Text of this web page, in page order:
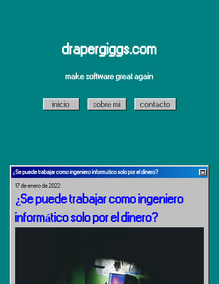
drapergiggs.com
make software great again
inicio sobre mi contacto
¿Se puede trabajar como ingeniero informático solo por el dinero?
17 de enero de 2022
¿Se puede trabajar como ingeniero
informático solo por el dinero?